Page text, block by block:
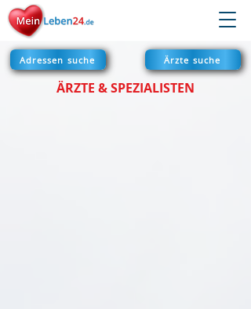
Adressen suche Ärzte suche
ÄRZTE & SPEZIALISTEN